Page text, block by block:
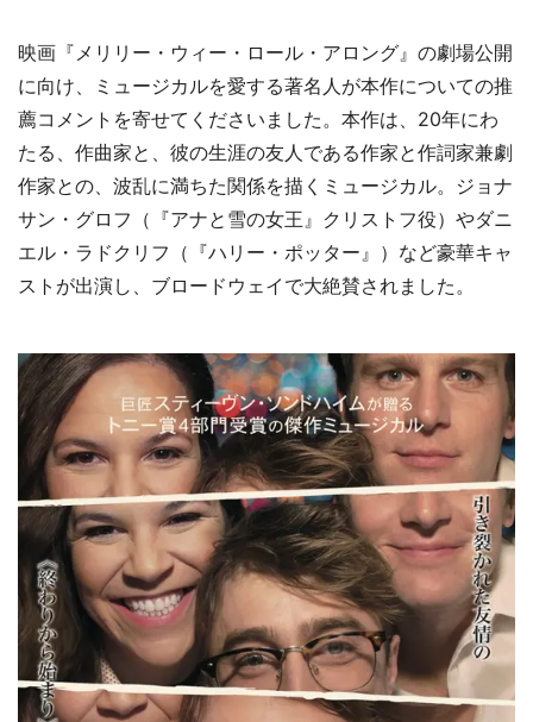
映画『メリリー・ウィー・ロール・アロング』の劇場公開
に向け、ミュージカルを愛する著名人が本作についての推
薦コメントを寄せてくださいました。本作は、20年にわ
たる、作曲家と、彼の生涯の友人である作家と作詞家兼劇
作家との、波乱に満ちた関係を描くミュージカル。ジョナ
サン・グロフ（『アナと雪の女王』クリストフ役）やダニ
エル・ラドクリフ（『ハリー・ポッター』）など豪華キャ
ストが出演し、ブロードウェイで大絶賛されました。